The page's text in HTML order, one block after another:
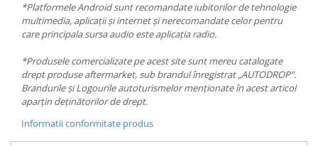
*Platformele Android sunt recomandate iubitorilor de tehnologie
multimedia, aplicații și internet și nerecomandate celor pentru
care principala sursa audio este aplicația radio.
*Produsele comercializate pe acest site sunt mereu catalogate
drept produse aftermarket, sub brandul înregistrat „AUTODROP”.
Brandurile și Logourile autoturismelor menționate în acest articol
aparțin deținătorilor de drept.
Informatii conformitate produs